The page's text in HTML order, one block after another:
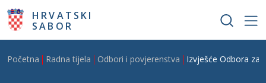
Skoči na glavni sadržaj
HRVATSKI
SABOR
Breadcrumb
Početna Radna tijela Odbori i povjerenstva Izvješće Odbora za